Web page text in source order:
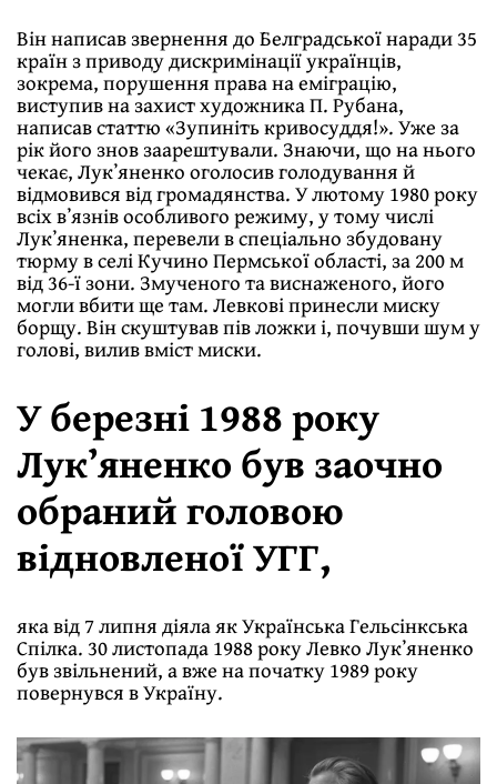
Він написав звернення до Белградської наради 35
країн з приводу дискримінації українців,
зокрема, порушення права на еміграцію,
виступив на захист художника П. Рубана,
написав статтю «Зупиніть кривосуддя!». Уже за
рік його знов заарештували. Знаючи, що на нього
чекає, Лукʼяненко оголосив голодування й
відмовився від громадянства. У лютому 1980 року
всіх вʼязнів особливого режиму, у тому числі
Лукʼяненка, перевели в спеціально збудовану
тюрму в селі Кучино Пермської області, за 200 м
від 36-ї зони. Змученого та виснаженого, його
могли вбити ще там. Левкові принесли миску
борщу. Він скуштував пів ложки і, почувши шум у
голові, вилив вміст миски.
У березні 1988 року
Лукʼяненко був заочно
обраний головою
відновленої УГГ,
яка від 7 липня діяла як Українська Гельсінкська
Спілка. 30 листопада 1988 року Левко Лукʼяненко
був звільнений, а вже на початку 1989 року
повернувся в Україну.